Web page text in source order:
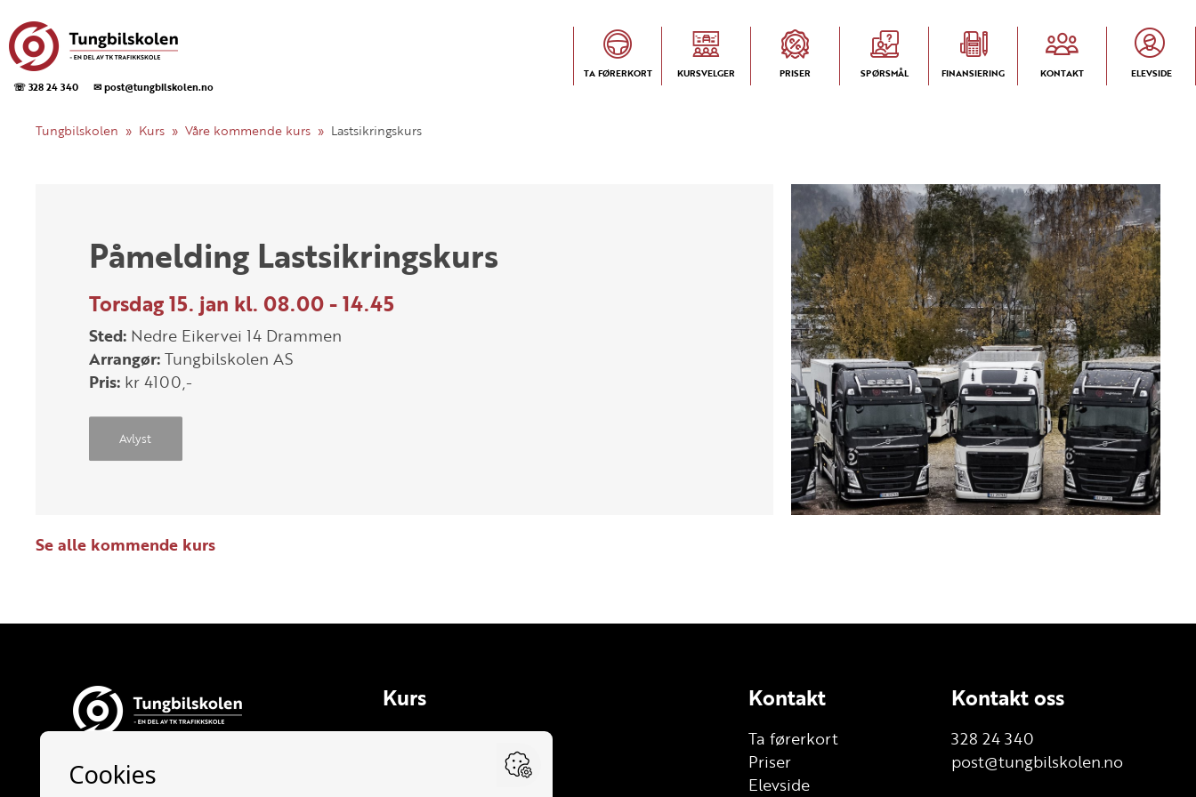
☏ 328 24 340 ✉ post@tungbilskolen.no
TA FØRERKORT KURSVELGER PRISER SPØRSMÅL FINANSIERING KONTAKT ELEVSIDE
Tungbilskolen Kurs Våre kommende kurs Lastsikringskurs
Påmelding Lastsikringskurs
Torsdag 15. jan kl. 08.00 - 14.45
Sted: Nedre Eikervei 14 Drammen
Arrangør:Tungbilskolen AS
Pris: kr 4100,-
Avlyst
Se alle kommende kurs
Tungbilskolen AS
Kurs
Alle
Kontakt
Ta førerkort
Priser
Elevside
Kontakt oss
328 24 340
post@tungbilskolen.no